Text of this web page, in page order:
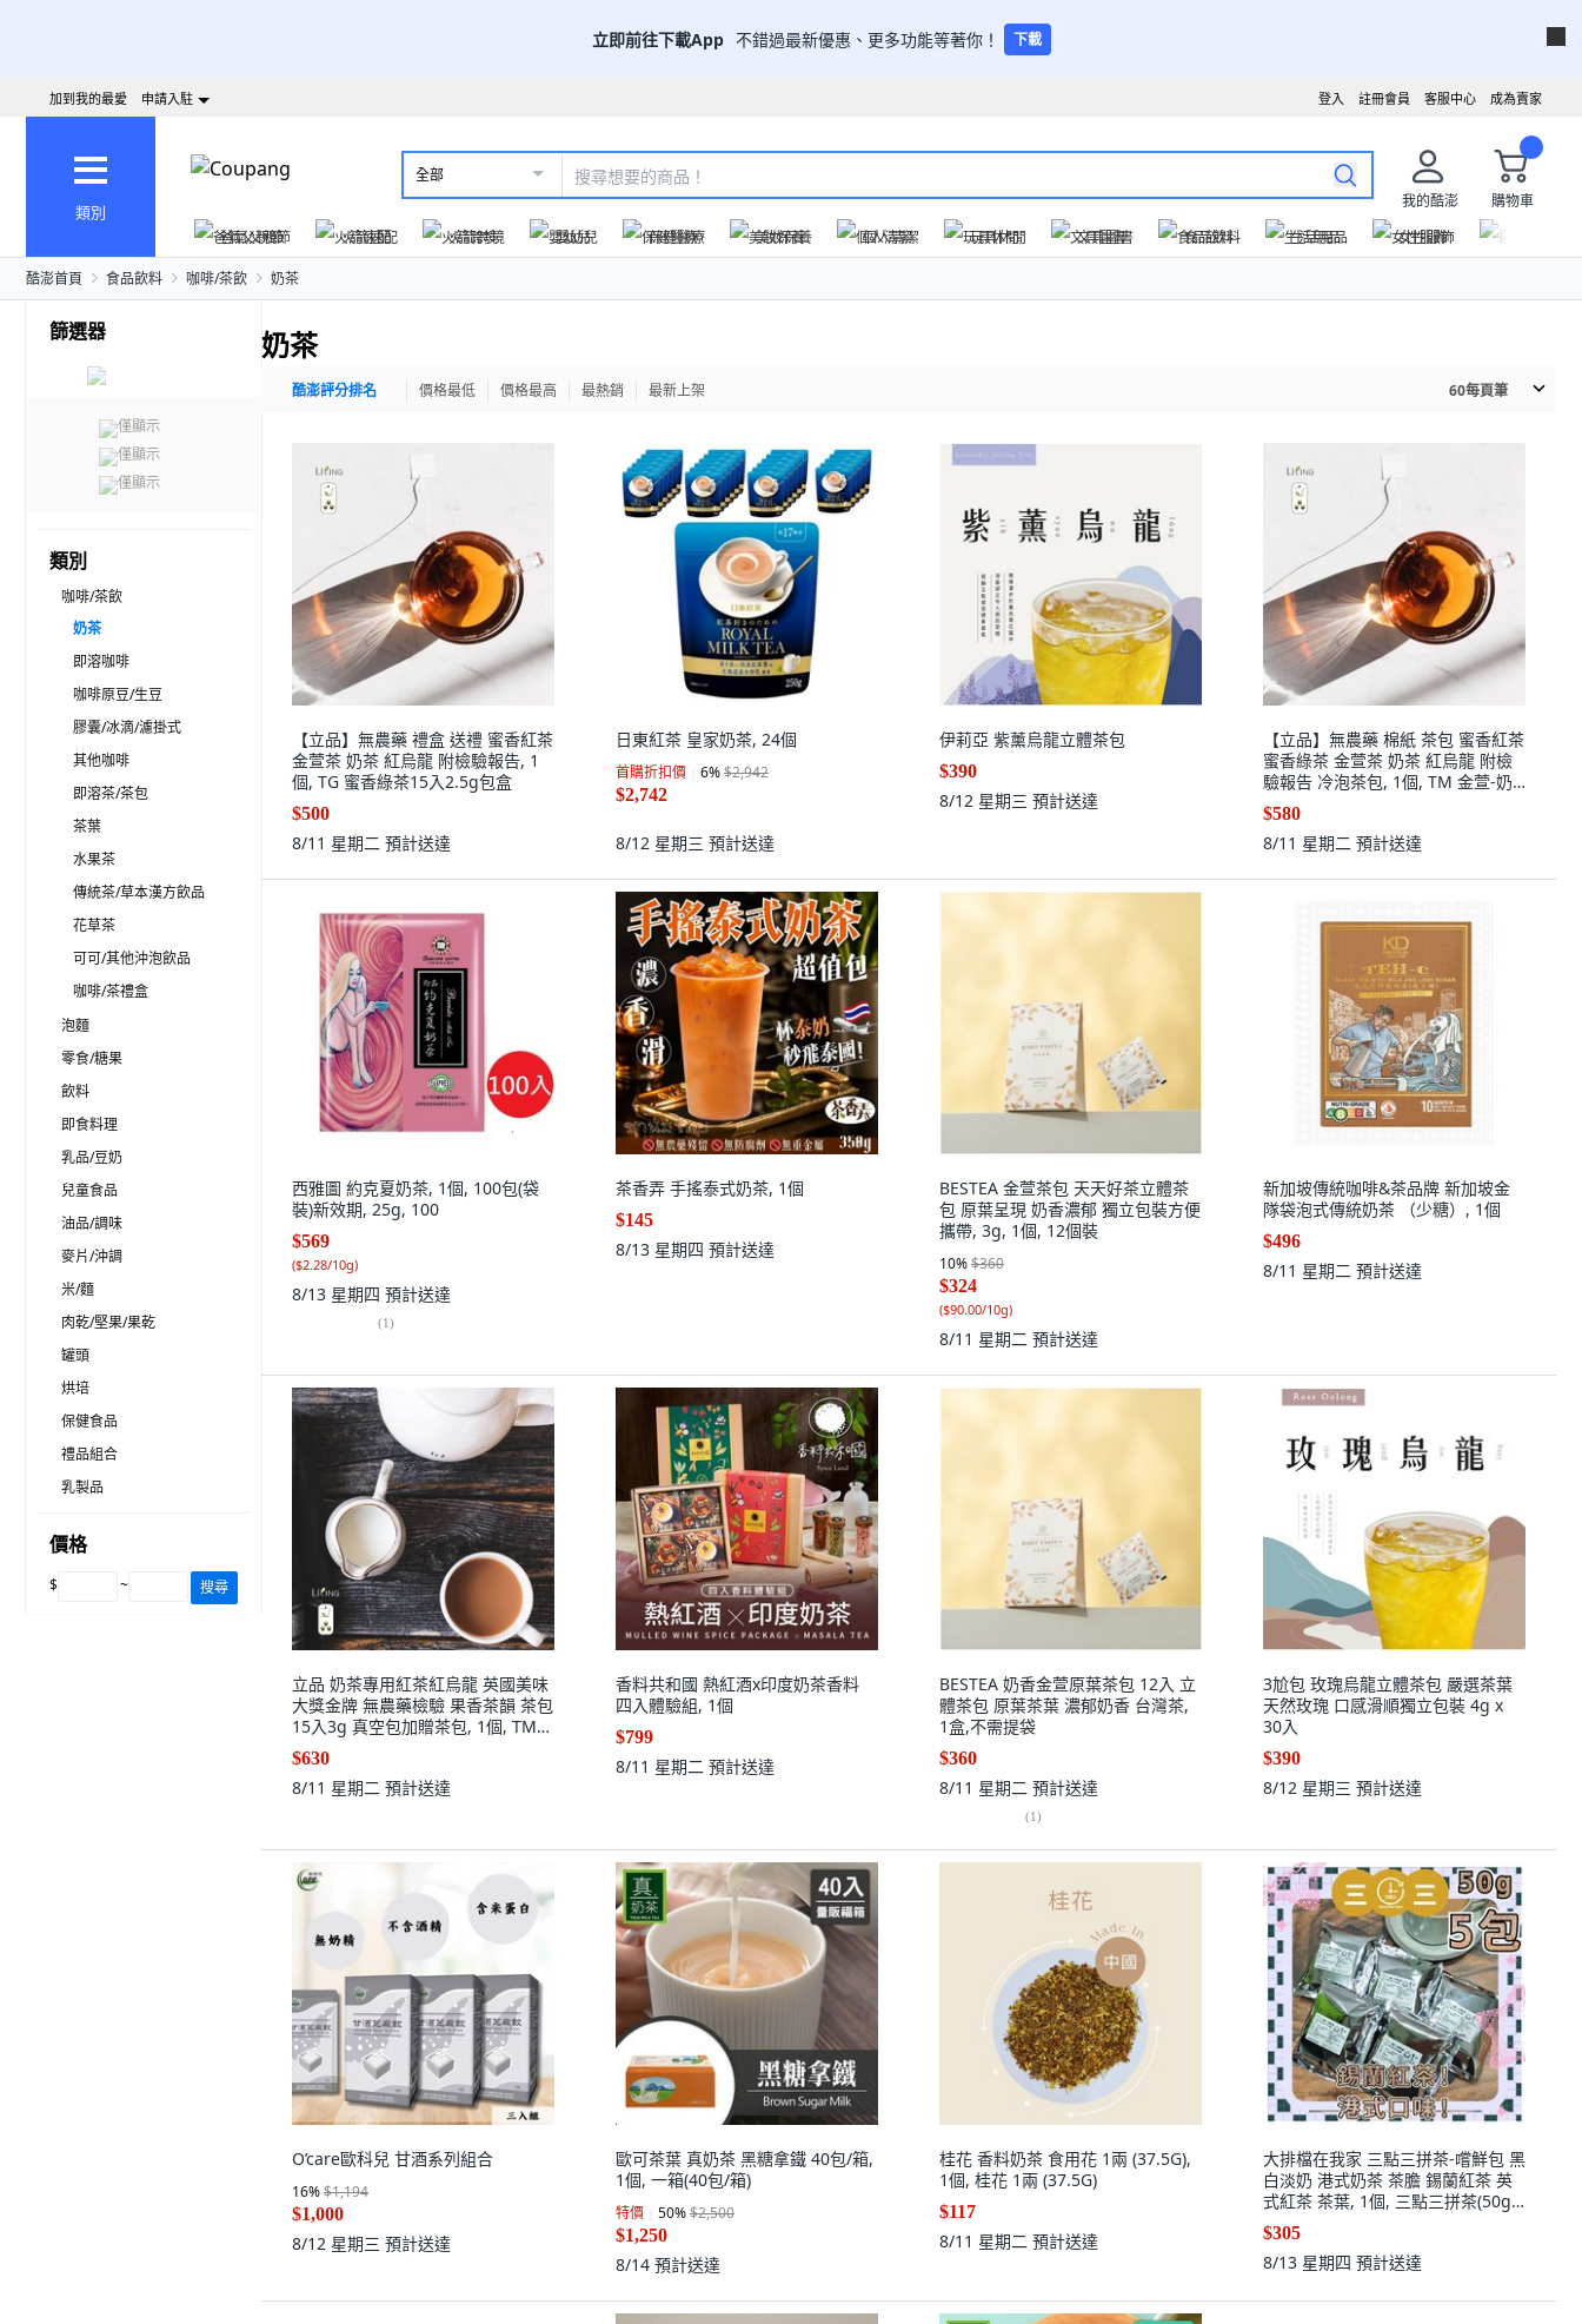
立即前往下載App 不錯過最新優惠、更多功能等著你！ 下載
成為賣家
客服中心
註冊會員
登入
加到我的最愛 申請入駐
類別
全部
我的酷澎
購物車
爸氣父親節
火箭速配 火箭跨境 嬰幼兒 保健醫療 美妝保養 個人清潔 玩具休閒 文具圖書 食品飲料 生活用品 女性服飾
酷澎首頁 食品飲料 咖啡/茶飲 奶茶
篩選器
僅顯示
僅顯示
僅顯示
類別
咖啡/茶飲
奶茶
即溶咖啡
咖啡原豆/生豆
膠囊/冰滴/濾掛式
其他咖啡
即溶茶/茶包
茶葉
水果茶
傳統茶/草本漢方飲品
花草茶
可可/其他沖泡飲品
咖啡/茶禮盒
泡麵
零食/糖果
飲料
即食料理
乳品/豆奶
兒童食品
油品/調味
麥片/沖調
米/麵
肉乾/堅果/果乾
罐頭
烘培
保健食品
禮品組合
乳製品
價格
$ ~ 搜尋
奶茶
酷澎評分排名 價格最低 價格最高 最熱銷 最新上架 60每頁筆
【立品】無農藥 禮盒 送禮 蜜香紅茶
金萱茶 奶茶 紅烏龍 附檢驗報告, 1
個, TG 蜜香綠茶15入2.5g包盒
$500
8/11 星期二 預計送達
日東紅茶 皇家奶茶, 24個
首購折扣價 6%$2,942
$2,742
8/12 星期三 預計送達
伊莉亞 紫薰烏龍立體茶包
$390
8/12 星期三 預計送達
【立品】無農藥 棉紙 茶包 蜜香紅茶
蜜香綠茶 金萱茶 奶茶 紅烏龍 附檢
驗報告 冷泡茶包, 1個, TM 金萱-奶
花香 15入3g/包盒
$580
8/11 星期二 預計送達
西雅圖 約克夏奶茶, 1個, 100包(袋
裝)新效期, 25g, 100
$569
($2.28/10g)
8/13 星期四 預計送達
(1)
茶香弄 手搖泰式奶茶, 1個
$145
8/13 星期四 預計送達
BESTEA 金萱茶包 天天好茶立體茶
包 原葉呈現 奶香濃郁 獨立包裝方便
攜帶, 3g, 1個, 12個裝
10%$360
$324
($90.00/10g)
8/11 星期二 預計送達
新加坡傳統咖啡&茶品牌 新加坡金
隊袋泡式傳統奶茶 （少糖）, 1個
$496
8/11 星期二 預計送達
立品 奶茶專用紅茶紅烏龍 英國美味
大獎金牌 無農藥檢驗 果香茶韻 茶包
15入3g 真空包加贈茶包, 1個, TMB
茶包15入3g濃郁,茶葉真空包多送一
包茶包，茶包散裝
$630
8/11 星期二 預計送達
香料共和國 熱紅酒x印度奶茶香料
四入體驗組, 1個
$799
8/11 星期二 預計送達
BESTEA 奶香金萱原葉茶包 12入 立
體茶包 原葉茶葉 濃郁奶香 台灣茶,
1盒,不需提袋
$360
8/11 星期二 預計送達
(1)
3尬包 玫瑰烏龍立體茶包 嚴選茶葉
天然玫瑰 口感滑順獨立包裝 4g x
30入
$390
8/12 星期三 預計送達
O’care歐科兒 甘酒系列組合
16%$1,194
$1,000
8/12 星期三 預計送達
歐可茶葉 真奶茶 黑糖拿鐵 40包/箱,
1個, 一箱(40包/箱)
特價 50%$2,500
$1,250
8/14 預計送達
桂花 香料奶茶 食用花 1兩 (37.5G),
1個, 桂花 1兩 (37.5G)
$117
8/11 星期二 預計送達
大排檔在我家 三點三拼茶-嚐鮮包 黑
白淡奶 港式奶茶 茶膽 錫蘭紅茶 英
式紅茶 茶葉, 1個, 三點三拼茶(50g)
-嚐鮮包 x 5,黑白淡奶 x1
$305
8/13 星期四 預計送達